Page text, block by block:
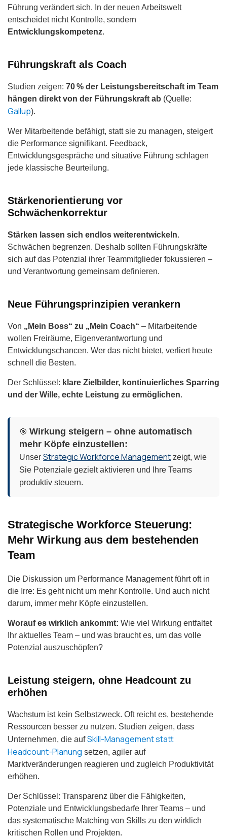
Führung verändert sich. In der neuen Arbeitswelt
entscheidet nicht Kontrolle, sondern
Entwicklungskompetenz.
Führungskraft als Coach
Studien zeigen: 70 % der Leistungsbereitschaft im Team
hängen direkt von der Führungskraft ab (Quelle:
Gallup).
Wer Mitarbeitende befähigt, statt sie zu managen, steigert
die Performance signifikant. Feedback,
Entwicklungsgespräche und situative Führung schlagen
jede klassische Beurteilung.
Stärkenorientierung vor
Schwächenkorrektur
Stärken lassen sich endlos weiterentwickeln.
Schwächen begrenzen. Deshalb sollten Führungskräfte
sich auf das Potenzial ihrer Teammitglieder fokussieren –
und Verantwortung gemeinsam definieren.
Neue Führungsprinzipien verankern
Von „Mein Boss“ zu „Mein Coach“ – Mitarbeitende
wollen Freiräume, Eigenverantwortung und
Entwicklungschancen. Wer das nicht bietet, verliert heute
schnell die Besten.
Der Schlüssel: klare Zielbilder, kontinuierliches Sparring
und der Wille, echte Leistung zu ermöglichen.
🎯Wirkung steigern – ohne automatisch
mehr Köpfe einzustellen:
UnserStrategic Workforce Management zeigt, wie
Sie Potenziale gezielt aktivieren und Ihre Teams
produktiv steuern.
Strategische Workforce Steuerung:
Mehr Wirkung aus dem bestehenden
Team
Die Diskussion um Performance Management führt oft in
die Irre: Es geht nicht um mehr Kontrolle. Und auch nicht
darum, immer mehr Köpfe einzustellen.
Worauf es wirklich ankommt: Wie viel Wirkung entfaltet
Ihr aktuelles Team – und was braucht es, um das volle
Potenzial auszuschöpfen?
Leistung steigern, ohne Headcount zu
erhöhen
Wachstum ist kein Selbstzweck. Oft reicht es, bestehende
Ressourcen besser zu nutzen. Studien zeigen, dass
Unternehmen, die aufSkill-Management statt
Headcount-Planung setzen, agiler auf
Marktveränderungen reagieren und zugleich Produktivität
erhöhen.
Der Schlüssel: Transparenz über die Fähigkeiten,
Potenziale und Entwicklungsbedarfe Ihrer Teams – und
das systematische Matching von Skills zu den wirklich
kritischen Rollen und Projekten.